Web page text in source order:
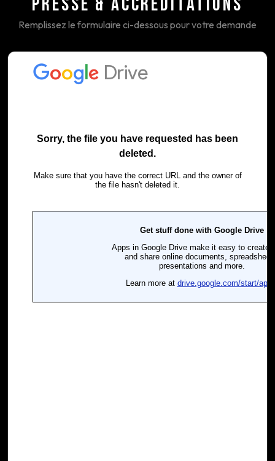
Remplissez le formulaire ci-dessous pour votre demande